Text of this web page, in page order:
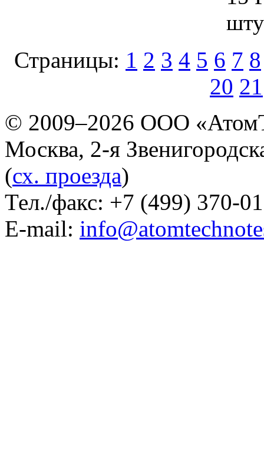
Страницы: 1 2 3 4 5 6 7 8
20 21
© 2009–2026 ООО
Москва, 2-я
(сх. проезда)
Тел./факс: +7 (499) 370-
E-mail: